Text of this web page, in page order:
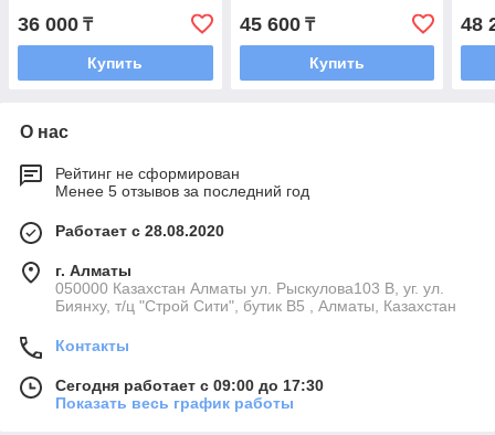
36 000 ₸
Купить
45 600₸
Купить
48
О нас
Рейтинг не сформирован
Менее 5 отзывов за последний год
Работает с 28.08.2020
г. Алматы
050000 Казахстан Алматы ул. Рыскулова103 В, уг. ул.
Биянху, т/ц "Строй Сити", бутик В5 , Алматы, Казахстан
Контакты
Сегодня работает с 09:00 до 17:30
Показать весь график работы